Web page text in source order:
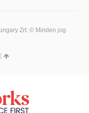
Zrt. © Minden jog